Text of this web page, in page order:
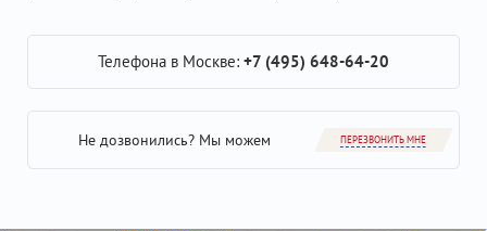
Телефона в Москве: +7 (495) 648-64-20
Не дозвонились? Мы можем ПЕРЕЗВОНИТЬ МНЕ